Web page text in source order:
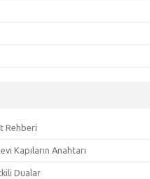
Rehberi
Kapıların Anahtarı
Dualar